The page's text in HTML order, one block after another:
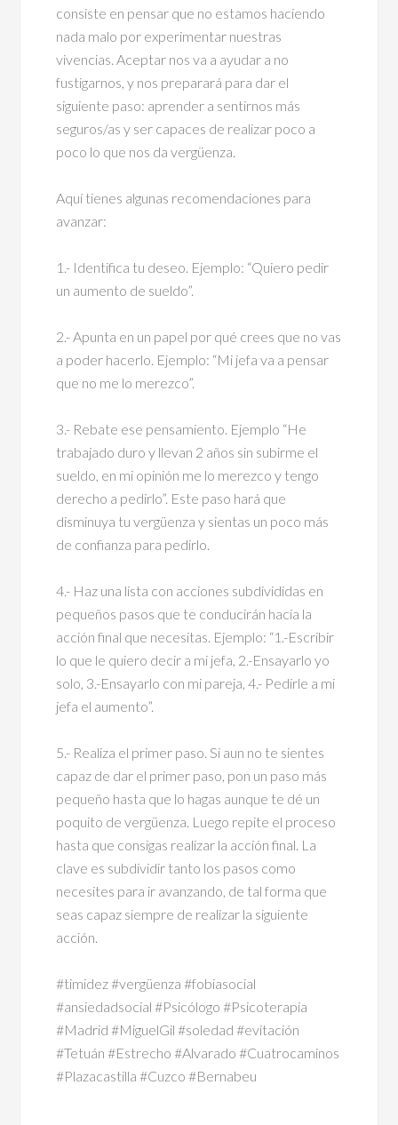
consiste en pensar que no estamos haciendo
nada malo por experimentar nuestras
vivencias. Aceptar nos va a ayudar a no
fustigarnos, y nos preparará para dar el
siguiente paso: aprender a sentirnos más
seguros/as y ser capaces de realizar poco a
poco lo que nos da vergüenza.
Aquí tienes algunas recomendaciones para
avanzar:
1.- Identifica tu deseo. Ejemplo: “Quiero pedir
un aumento de sueldo”.
2.- Apunta en un papel por qué crees que no vas
a poder hacerlo. Ejemplo: “Mi jefa va a pensar
que no me lo merezco”.
3.- Rebate ese pensamiento. Ejemplo “He
trabajado duro y llevan 2 años sin subirme el
sueldo, en mi opinión me lo merezco y tengo
derecho a pedirlo”. Este paso hará que
disminuya tu vergüenza y sientas un poco más
de confianza para pedirlo.
4.- Haz una lista con acciones subdivididas en
pequeños pasos que te conducirán hacia la
acción final que necesitas. Ejemplo: “1.-Escribir
lo que le quiero decir a mi jefa, 2.-Ensayarlo yo
solo, 3.-Ensayarlo con mi pareja, 4.- Pedirle a mi
jefa el aumento”.
5.- Realiza el primer paso. Si aun no te sientes
capaz de dar el primer paso, pon un paso más
pequeño hasta que lo hagas aunque te dé un
poquito de vergüenza. Luego repite el proceso
hasta que consigas realizar la acción final. La
clave es subdividir tanto los pasos como
necesites para ir avanzando, de tal forma que
seas capaz siempre de realizar la siguiente
acción.
#timidez #vergüenza #fobiasocial
#ansiedadsocial #Psicólogo #Psicoterapia
#Madrid #MiguelGil #soledad #evitación
#Tetuán #Estrecho #Alvarado #Cuatrocaminos
#Plazacastilla #Cuzco #Bernabeu